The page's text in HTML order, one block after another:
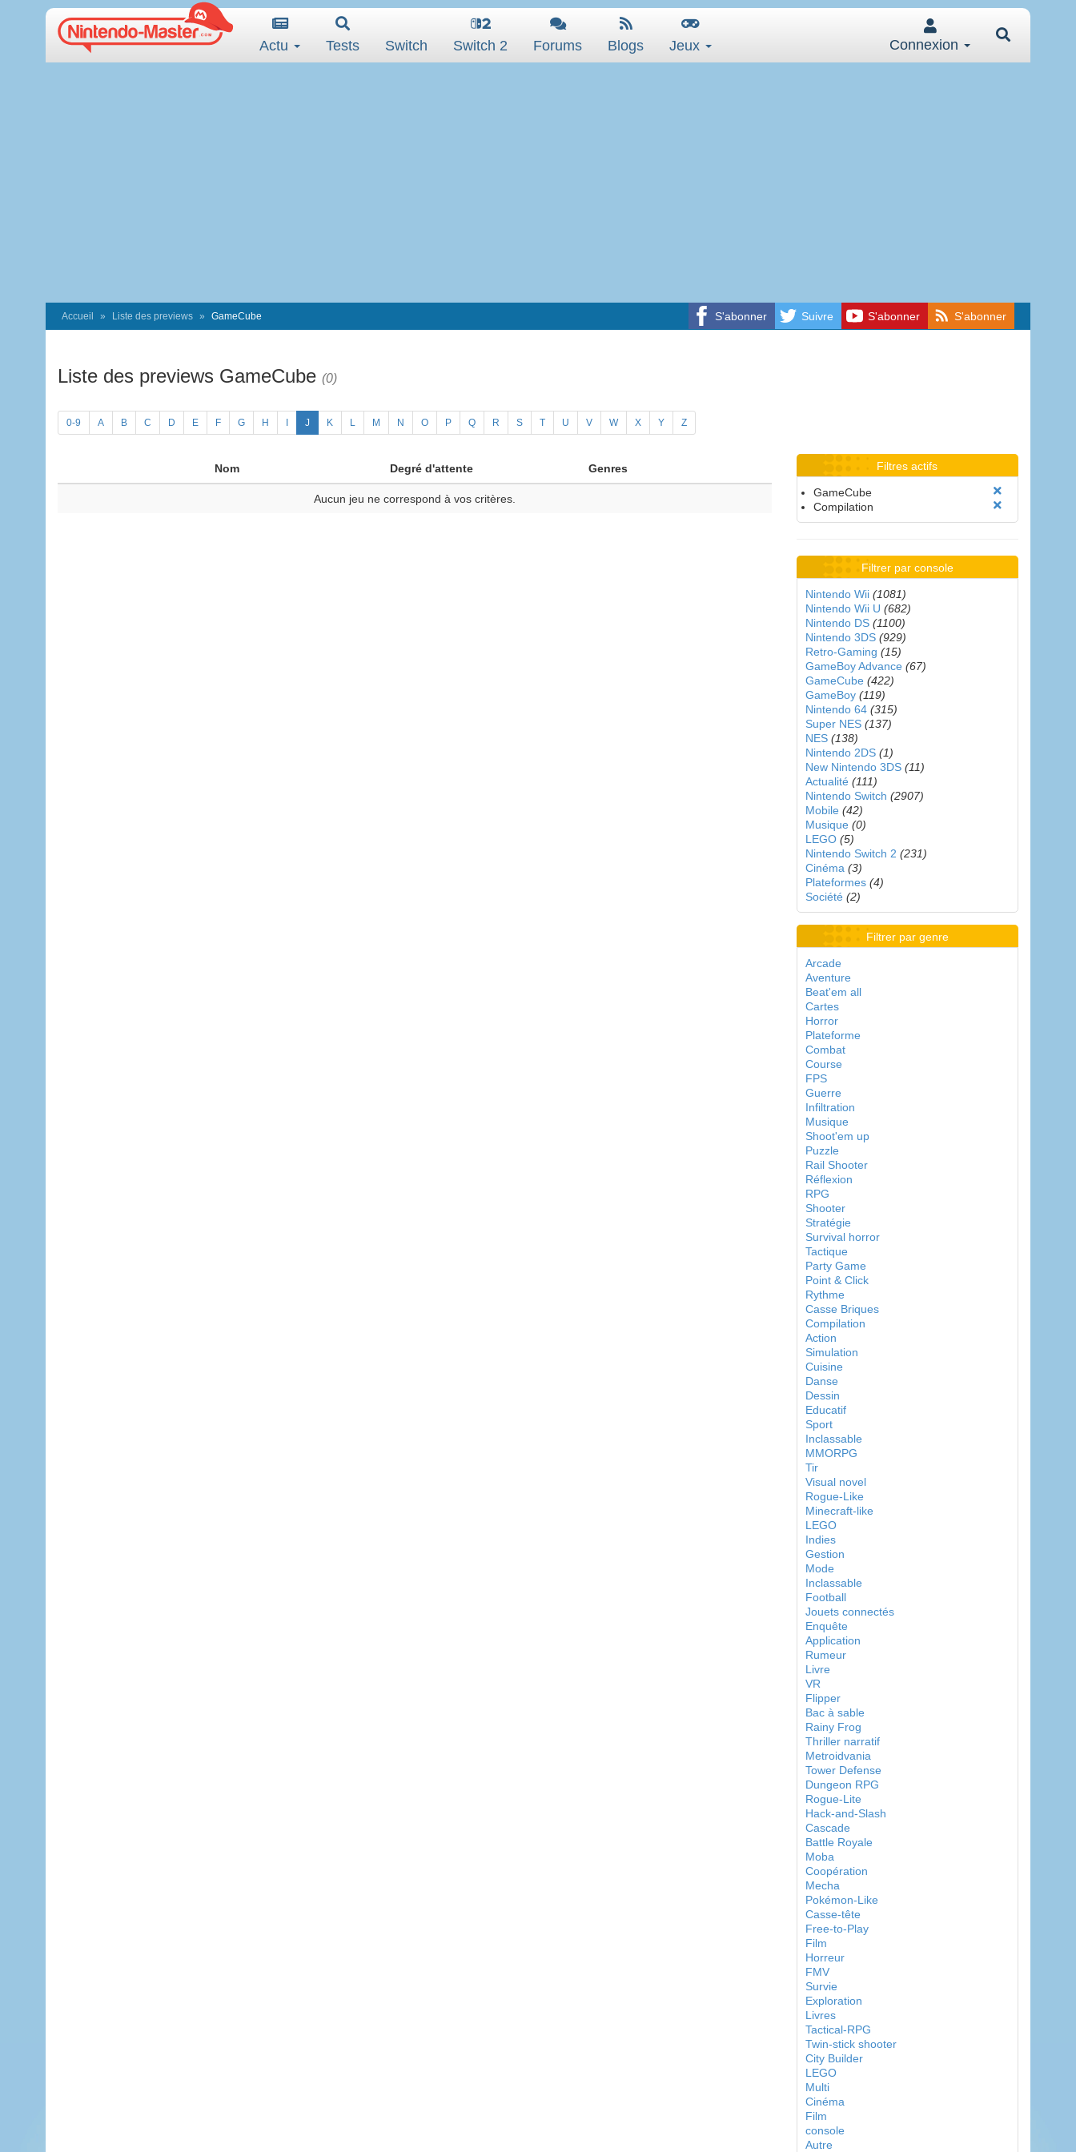
Actu Tests Switch Switch 2 Forums Blogs Jeux Connexion
S'abonner Suivre S'abonner S'abonner
Accueil Liste des previews GameCube
Liste des previews GameCube (0)
0-9 A B C D E F G H J K L M N O P Q R S T U V W X Y Z
Nom Degré d'attente Genres
Aucun jeu ne correspond à vos critères.
Filtres actifs
GameCube
Compilation
Filtrer par console
Nintendo Wii (1081)
Nintendo Wii U (682)
Nintendo DS (1100)
Nintendo 3DS (929)
Retro-Gaming (15)
GameBoy Advance (67)
GameCube (422)
GameBoy (119)
Nintendo 64 (315)
Super NES (137)
NES (138)
Nintendo 2DS (1)
New Nintendo 3DS (11)
Actualité (111)
Nintendo Switch (2907)
Mobile (42)
Musique (0)
LEGO (5)
Nintendo Switch 2 (231)
Cinéma (3)
Plateformes (4)
Société (2)
Filtrer par genre
Arcade
Aventure
Beat'em all
Cartes
Horror
Plateforme
Combat
Course
FPS
Guerre
Infiltration
Musique
Shoot'em up
Puzzle
Rail Shooter
Réflexion
RPG
Shooter
Stratégie
Survival horror
Tactique
Party Game
Point & Click
Rythme
Casse Briques
Compilation
Action
Simulation
Cuisine
Danse
Dessin
Educatif
Sport
Inclassable
MMORPG
Tir
Visual novel
Rogue-Like
Minecraft-like
LEGO
Indies
Gestion
Mode
Inclassable
Football
Jouets connectés
Enquête
Application
Rumeur
Livre
VR
Flipper
Bac à sable
Rainy Frog
Thriller narratif
Metroidvania
Tower Defense
Dungeon RPG
Rogue-Lite
Hack-and-Slash
Cascade
Battle Royale
Moba
Coopération
Mecha
Pokémon-Like
Casse-tête
Free-to-Play
Film
Horreur
FMV
Survie
Exploration
Livres
Tactical-RPG
Twin-stick shooter
City Builder
LEGO
Multi
Cinéma
Film
console
Autre